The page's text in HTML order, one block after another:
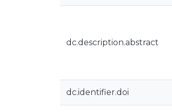
dc.description.abstract
dc.identifier.doi